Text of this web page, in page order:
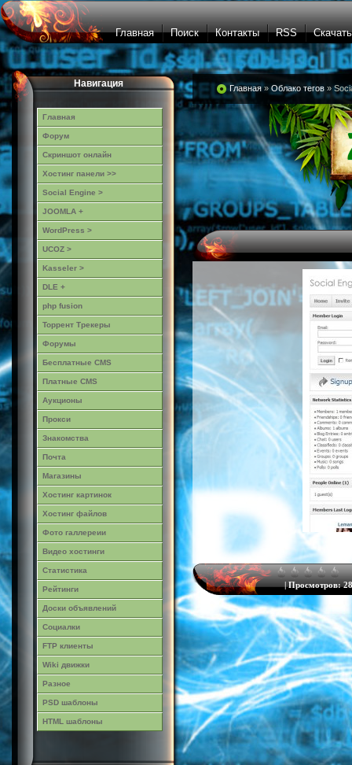
Главная Поиск Контакты RSS
Главная»Облако тегов »
|Просмотров:
Навигация
Главная
Форум
Скриншот онлайн
Хостинг панели >>
Social Engine >
JOOMLA +
WordPress >
UCOZ >
Kasseler >
DLE +
php fusion
Торрент Трекеры
Форумы
Бесплатные CMS
Платные CMS
Аукционы
Прокси
Знакомства
Почта
Магазины
Хостинг картинок
Хостинг файлов
Фото галлереии
Видео хостинги
Статистика
Рейтинги
Доски объявлений
Социалки
FTP клиенты
Wiki движки
Разное
PSD шаблоны
HTML шаблоны